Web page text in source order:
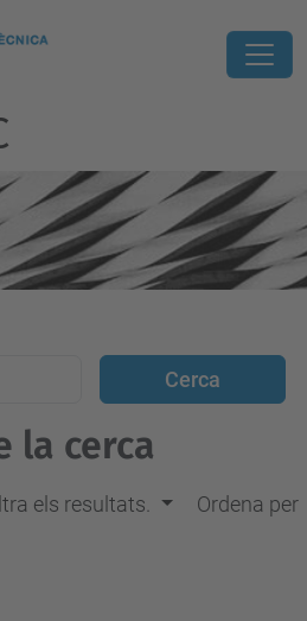
la cerca
els resultats. Ordena per